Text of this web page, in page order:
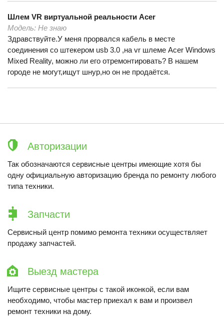
Шлем VR виртуальной реальности Acer
Модель: Не знаю
Здравствуйте.У меня прорвался кабель в месте
соединения сo штекером usb 3.0 ,на vr шлеме Acer Windows
Mixed Reality, можно ли его отремонтировать? В нашем
городе не могут,ищут шнур,но он не продаётся.
Авторизации
Так обозначаются сервисные центры имеющие хотя бы
одну официальную авторизацию бренда по ремонту любого
типа техники.
Запчасти
Сервисный центр помимо ремонта техники осуществляет
продажу запчастей.
Выезд мастера
Ищите сервисные центры с такой иконкой, если вам
необходимо, чтобы мастер приехал к вам и произвел
ремонт техники на дому.